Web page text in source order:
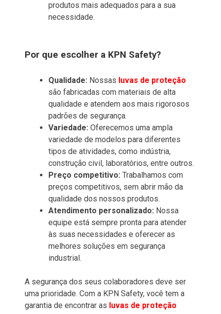
produtos mais adequados para a sua
necessidade.
Por que escolher a KPN Safety?
Qualidade: Nossas luvas de proteção
são fabricadas com materiais de alta
qualidade e atendem aos mais rigorosos
padrões de segurança.
Variedade: Oferecemos uma ampla
variedade de modelos para diferentes
tipos de atividades, como indústria,
construção civil, laboratórios, entre outros.
Preço competitivo: Trabalhamos com
preços competitivos, sem abrir mão da
qualidade dos nossos produtos.
Atendimento personalizado: Nossa
equipe está sempre pronta para atender
às suas necessidades e oferecer as
melhores soluções em segurança
industrial.
A segurança dos seus colaboradores deve ser
uma prioridade. Com a KPN Safety, você tem a
garantia de encontrar as luvas de proteção